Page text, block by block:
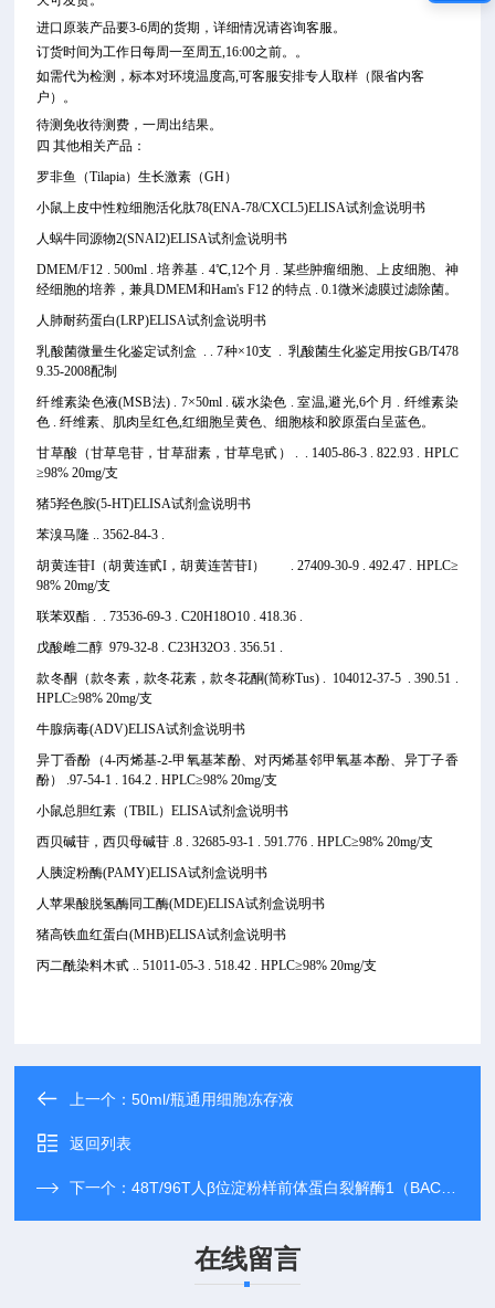
进口原装产品要3-6周的货期，详细情况请咨询客服。
订货时间为工作日每周一至周五,16:00之前。。
如需代为检测，标本对环境温度高,可客服安排专人取样（限省内客
户）。
待测免收待测费，一周出结果。
四 其他相关产品：
罗非鱼（Tilapia）生长激素（GH）
小鼠上皮中性粒细胞活化肽78(ENA-78/CXCL5)ELISA试剂盒说明书
人蜗牛同源物2(SNAI2)ELISA试剂盒说明书
DMEM/F12 . 500ml . 培养基 . 4℃,12个月 . 某些肿瘤细胞、上皮细胞、神
经细胞的培养，兼具DMEM和Ham's F12 的特点 . 0.1微米滤膜过滤除菌。
人肺耐药蛋白(LRP)ELISA试剂盒说明书
乳酸菌微量生化鉴定试剂盒 . . 7种×10支 . 乳酸菌生化鉴定用按GB/T478
9.35-2008配制
纤维素染色液(MSB法) . 7×50ml . 碳水染色 . 室温,避光,6个月 . 纤维素染
色 . 纤维素、肌肉呈红色,红细胞呈黄色、细胞核和胶原蛋白呈蓝色。
甘草酸（甘草皂苷，甘草甜素，甘草皂甙） . . 1405-86-3 . 822.93 . HPLC
≥98% 20mg/支
猪5羟色胺(5-HT)ELISA试剂盒说明书
苯溴马隆 .. 3562-84-3 .
胡黄连苷I（胡黄连甙I，胡黄连苦苷I） . 27409-30-9 . 492.47 . HPLC≥
98% 20mg/支
联苯双酯 . . 73536-69-3 . C20H18O10 . 418.36 .
戊酸雌二醇 979-32-8 . C23H32O3 . 356.51 .
款冬酮（款冬素，款冬花素，款冬花酮(简称Tus) . 104012-37-5 . 390.51 .
HPLC≥98% 20mg/支
牛腺病毒(ADV)ELISA试剂盒说明书
异丁香酚（4-丙烯基-2-甲氧基苯酚、对丙烯基邻甲氧基本酚、异丁子香
酚） .97-54-1 . 164.2 . HPLC≥98% 20mg/支
小鼠总胆红素（TBIL）ELISA试剂盒说明书
西贝碱苷，西贝母碱苷 .8 . 32685-93-1 . 591.776 . HPLC≥98% 20mg/支
人胰淀粉酶(PAMY)ELISA试剂盒说明书
人苹果酸脱氢酶同工酶(MDE)ELISA试剂盒说明书
猪高铁血红蛋白(MHB)ELISA试剂盒说明书
丙二酰染料木甙 .. 51011-05-3 . 518.42 . HPLC≥98% 20mg/支
上一个：50ml/瓶通用细胞冻存液
返回列表
下一个：48T/96T人β位淀粉样前体蛋白裂解酶1（BACE1）elisa试剂盒_可先发货
在线留言